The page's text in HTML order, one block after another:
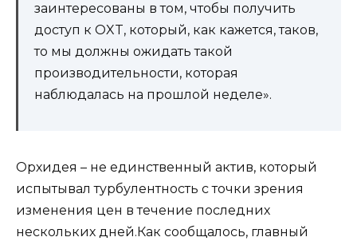
заинтересованы в том, чтобы получить
доступ к OXT, который, как кажется, таков,
то мы должны ожидать такой
производительности, которая
наблюдалась на прошлой неделе».
Орхидея – не единственный актив, который
испытывал турбулентность с точки зрения
изменения цен в течение последних
нескольких дней.Как сообщалось, главный